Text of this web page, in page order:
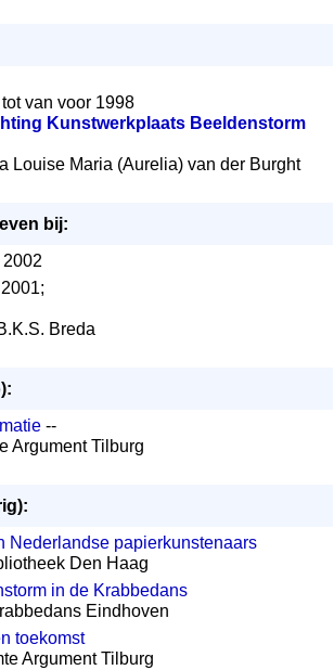
van voor 1998
Kunstwerkplaats Beeldenstorm
Louise Maria (Aurelia) van der Burght
bij:
2002
Breda
--
Argument Tilburg
Nederlandse papierkunstenaars
Den Haag
in de Krabbedans
Eindhoven
toekomst
Argument Tilburg